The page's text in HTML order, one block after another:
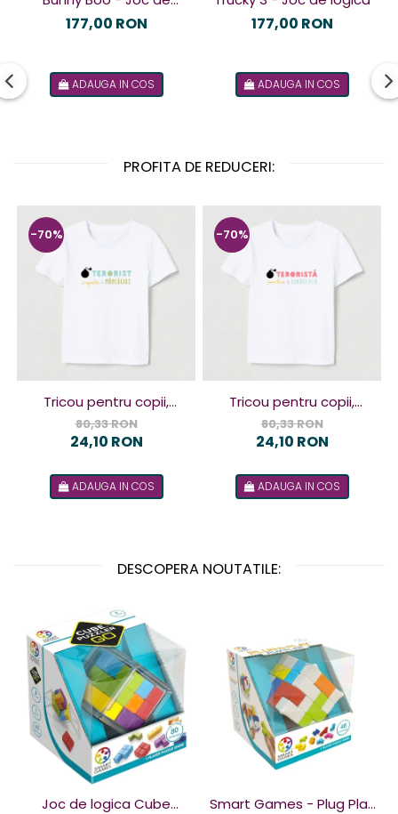
logică
177,00 RON
ADAUGA IN COS
177,00 RON
ADAUGA IN COS
PROFITA DE REDUCERI:
-70%
Tricou pentru copii,
design Terorist
80,33 RON
24,10 RON
ADAUGA IN COS
-70%
Tricou pentru copii,
design Terorista
80,33 RON
24,10 RON
ADAUGA IN COS
DESCOPERA NOUTATILE:
Joc de logica Cube
Smart Games - Plug Play